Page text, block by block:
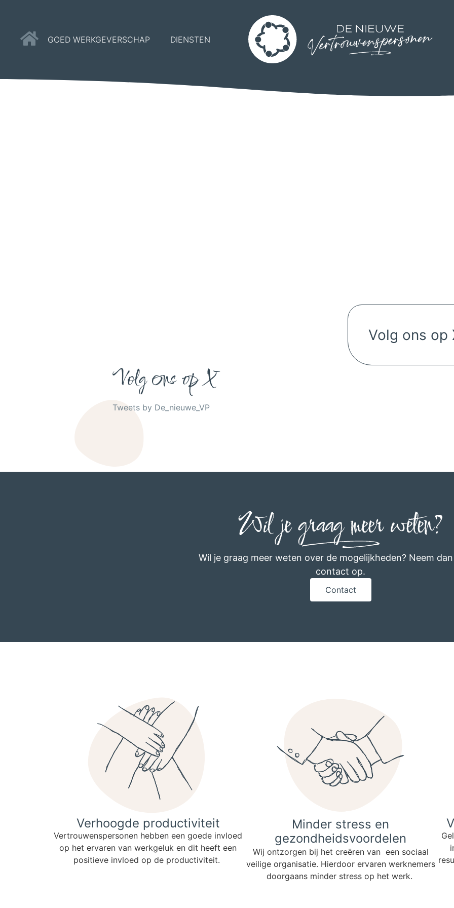
GOED WERKGEVERSCHAP DIENSTEN
Volg ons op
Volg ons
Volg ons op X
Tweets by De_nieuwe_VP
Wil je graag meer weten?
Wil je graag meer weten over de mogelijkheden? Neem
contact op.
Contact
Verhoogde productiviteit
Vertrouwenspersonen hebben een goede invloed
op het ervaren van werkgeluk en dit heeft een
positieve invloed op de productiviteit.
Minder stress en
gezondheidsvoordelen
Wij ontzorgen bij het creëren van een sociaal
veilige organisatie. Hierdoor ervaren werknemers
doorgaans minder stress op het werk.